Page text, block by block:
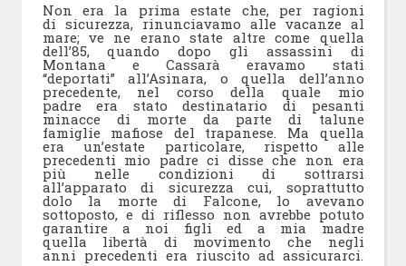
Non era la prima estate che, per ragioni
di sicurezza, rinunciavamo alle vacanze al
mare; ve ne erano state altre come quella
dell’85, quando dopo gli assassini di
Montana e Cassarà eravamo stati
“deportati” all’Asinara, o quella dell’anno
precedente, nel corso della quale mio
padre era stato destinatario di pesanti
minacce di morte da parte di talune
famiglie mafiose del trapanese. Ma quella
era un’estate particolare, rispetto alle
precedenti mio padre ci disse che non era
più nelle condizioni di sottrarsi
all’apparato di sicurezza cui, soprattutto
dolo la morte di Falcone, lo avevano
sottoposto, e di riflesso non avrebbe potuto
garantire a noi figli ed a mia madre
quella libertà di movimento che negli
anni precedenti era riuscito ad assicurarci.